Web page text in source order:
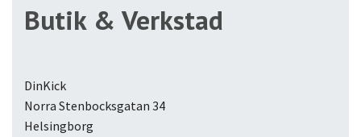
Butik & Verkstad
DinKick
Norra Stenbocksgatan 34
Helsingborg